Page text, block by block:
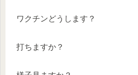
ワクチンどうします？
打ちますか？